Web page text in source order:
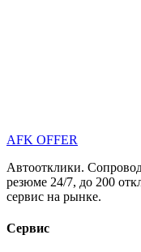
AFK OFFER
Автоотклики.
резюме 24/7, до 200
сервис на рынке.
Сервис